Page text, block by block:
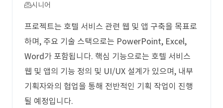
시니어
프로젝트는 호텔 서비스 관련 웹 및 앱 구축을 목표로
하며, 주요 기술 스택으로는 PowerPoint, Excel,
Word가 포함됩니다. 핵심 기능으로는 호텔 서비스
웹 및 앱의 기능 정의 및 UI/UX 설계가 있으며, 내부
기획자와의 협업을 통해 전반적인 기획 작업이 진행
될 예정입니다.